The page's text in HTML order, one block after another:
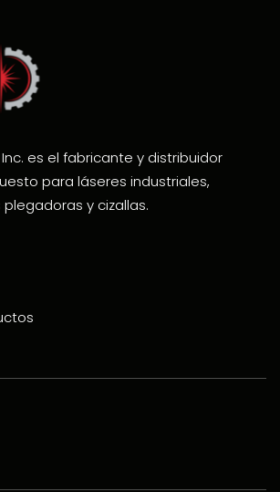
es el fabricante y distribuidor
para láseres industriales,
y cizallas.